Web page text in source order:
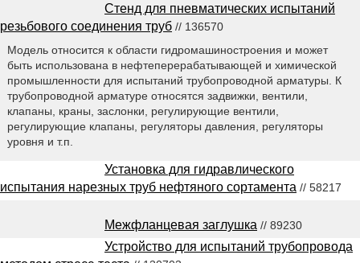
Стенд для пневматических испытаний
резьбового соединения труб // 136570
Модель относится к области гидромашиностроения и может
быть использована в нефтеперерабатывающей и химической
промышленности для испытаний трубопроводной арматуры. К
трубопроводной арматуре относятся задвижки, вентили,
клапаны, краны, заслонки, регулирующие вентили,
регулирующие клапаны, регуляторы давления, регуляторы
уровня и т.п.
Установка для гидравлического
испытания нарезных труб нефтяного сортамента // 58217
Межфланцевая заглушка // 89230
Устройство для испытаний трубопровода